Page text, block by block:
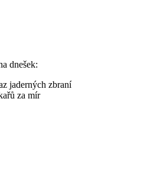
dnešek:
jaderných zbraní
za mír